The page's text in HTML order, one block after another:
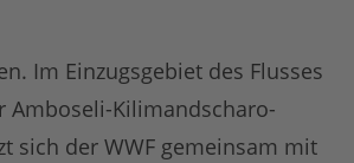
Im Einzugsgebiet des Flusses
Amboseli-Kilimandscharo-
sich der WWF gemeinsam mit